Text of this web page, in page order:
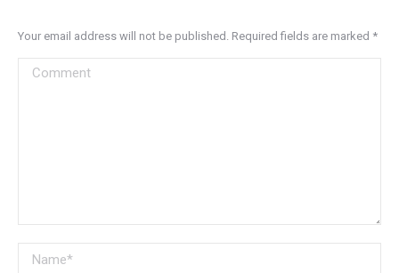
Your email address will not be published. Required fields are marked *
Comment
Name *